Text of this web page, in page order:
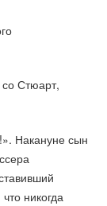
Стюарт,
Накануне сын
никогда